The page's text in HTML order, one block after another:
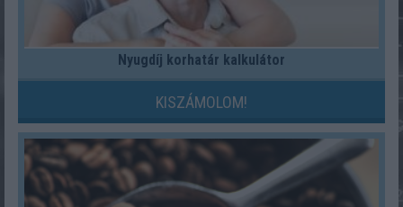
Nyugdíj korhatár kalkulátor
KISZÁMOLOM!